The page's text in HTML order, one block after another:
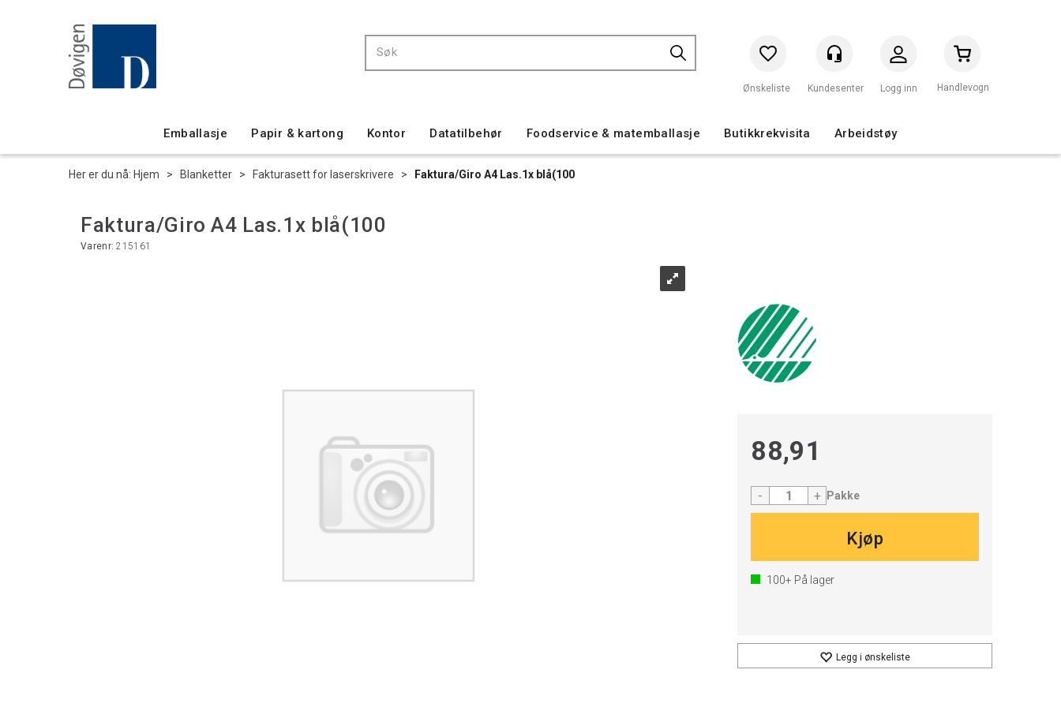
Logg inn Handlevogn
Emballasje Papir & kartong Kontor Datatilbehør Foodservice & matemballasje Butikkrekvisita Arbeidstøy
Her er du nå: Hjem > Blanketter > Fakturasett for laserskrivere > Faktura/Giro A4 Las.1x blå(100
Faktura/Giro A4 Las.1x blå(100
Varenr:215161
88,91
- + Pakke
Kjøp
100+ På lager
Legg i ønskeliste